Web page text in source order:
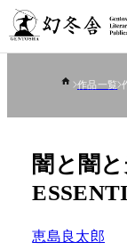
作品一覧
闇と闇
恵島良太郎